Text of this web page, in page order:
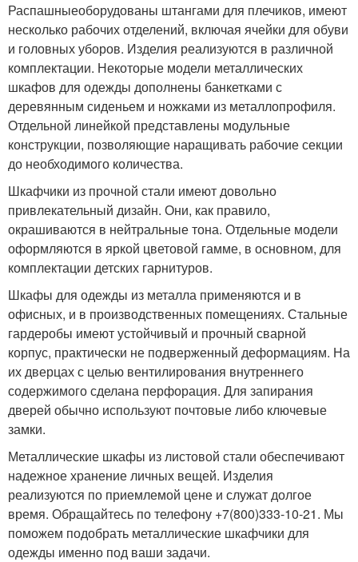
Распашныеоборудованы штангами для плечиков, имеют
несколько рабочих отделений, включая ячейки для обуви
и головных уборов. Изделия реализуются в различной
комплектации. Некоторые модели металлических
шкафов для одежды дополнены банкетками с
деревянным сиденьем и ножками из металлопрофиля.
Отдельной линейкой представлены модульные
конструкции, позволяющие наращивать рабочие секции
до необходимого количества.
Шкафчики из прочной стали имеют довольно
привлекательный дизайн. Они, как правило,
окрашиваются в нейтральные тона. Отдельные модели
оформляются в яркой цветовой гамме, в основном, для
комплектации детских гарнитуров.
Шкафы для одежды из металла применяются и в
офисных, и в производственных помещениях. Стальные
гардеробы имеют устойчивый и прочный сварной
корпус, практически не подверженный деформациям. На
их дверцах с целью вентилирования внутреннего
содержимого сделана перфорация. Для запирания
дверей обычно используют почтовые либо ключевые
замки.
Металлические шкафы из листовой стали обеспечивают
надежное хранение личных вещей. Изделия
реализуются по приемлемой цене и служат долгое
время. Обращайтесь по телефону +7(800)333-10-21. Мы
поможем подобрать металлические шкафчики для
одежды именно под ваши задачи.